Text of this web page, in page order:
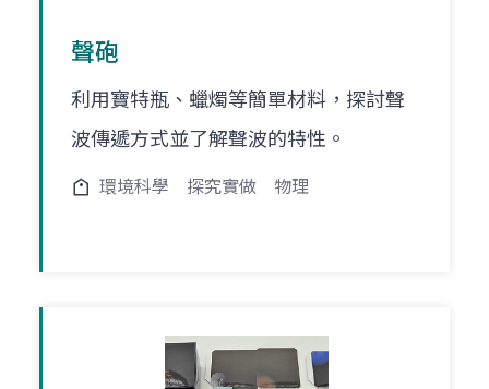
聲砲
利用寶特瓶、蠟燭等簡單材料，探討聲
波傳遞方式並了解聲波的特性。
環境科學 探究實做 物理